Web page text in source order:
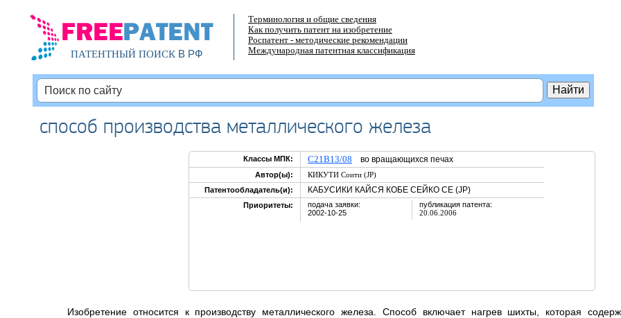
ПАТЕНТНЫЙ ПОИСКВ РФ
Терминология и общие сведения
Как получить патент на изобретение
Роспатент - методические рекомендации
Международная патентная классификация
способ производства металлического железа
Классы МПК: C21B13/08 во вращающихся печах
Автор(ы):
КИКУТИ Соити (JP)
Патентообладатель(и):
КАБУСИКИ КАЙСЯ КОБЕ СЕЙКО СЕ (JP)
Приоритеты:
подача заявки:
2002-10-25
публикация патента:
20.06.2006
Изобретение относится к производству металлического железа. Способ включает нагрев шихты, которая